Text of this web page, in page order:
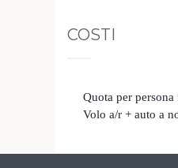
COSTI
Quota per
Volo a/r + auto a